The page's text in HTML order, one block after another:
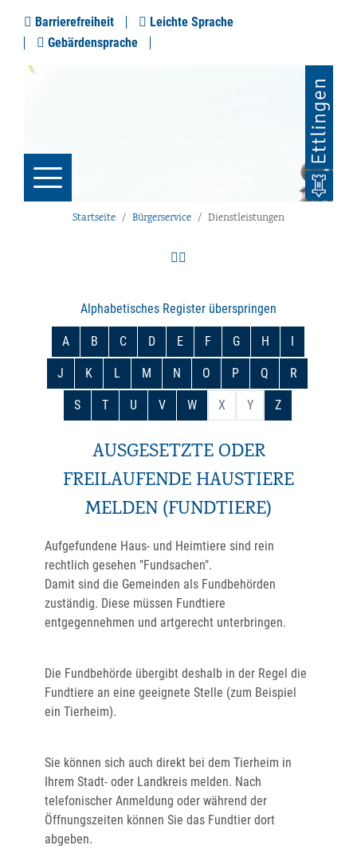
Barrierefreiheit
Leichte Sprache
Gebärdensprache
Startseite Bürgerservice Dienstleistungen
Alphabetisches Register überspringen
A B C D E F G H I
J K L M N O P Q R
S T U V W X Y Z
AUSGESETZTE ODER
FREILAUFENDE HAUSTIERE
MELDEN (FUNDTIERE)
Aufgefundene Haus- und Heimtiere sind rein
rechtlich gesehen "Fundsachen".
Damit sind die Gemeinden als Fundbehörden
zuständig. Diese müssen Fundtiere
entgegennehmen und artgerecht unterbringen.
Die Fundbehörde übergibt deshalb in der Regel die
Fundtiere an eine geeignete Stelle (zum Beispiel
ein Tierheim).
Sie können sich auch direkt bei dem Tierheim in
Ihrem Stadt- oder Landkreis melden. Nach
telefonischer Anmeldung oder während der
Öffnungszeiten können Sie das Fundtier dort
abgeben.